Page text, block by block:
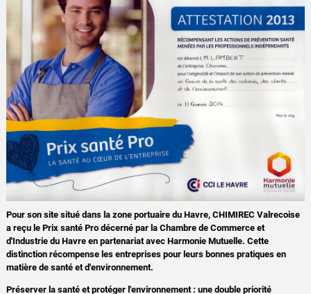
Pour son site situé dans la zone portuaire du Havre, CHIMIREC Valrecoise
a reçu le Prix santé Pro décerné par la Chambre de Commerce et
d'Industrie du Havre en partenariat avec Harmonie Mutuelle. Cette
distinction récompense les entreprises pour leurs bonnes pratiques en
matière de santé et d'environnement.
Préserver la santé et protéger l'environnement : une double priorité